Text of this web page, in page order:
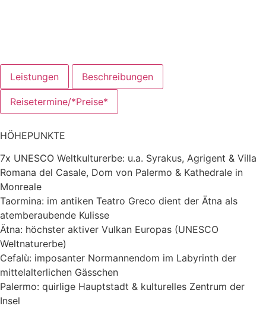
Leistungen Beschreibungen
Reisetermine/*Preise*
HÖHEPUNKTE
7x UNESCO Weltkulturerbe: u.a. Syrakus, Agrigent & Villa
Romana del Casale, Dom von Palermo & Kathedrale in
Monreale
Taormina: im antiken Teatro Greco dient der Ätna als
atemberaubende Kulisse
Ätna: höchster aktiver Vulkan Europas (UNESCO
Weltnaturerbe)
Cefalù: imposanter Normannendom im Labyrinth der
mittelalterlichen Gässchen
Palermo: quirlige Hauptstadt & kulturelles Zentrum der
Insel